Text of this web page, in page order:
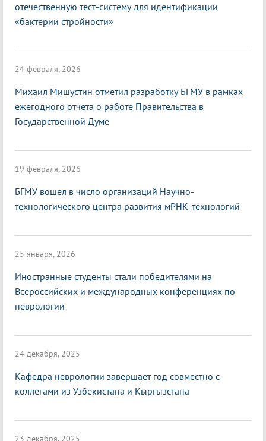
отечественную тест-систему для идентификации
«бактерии стройности»
24 февраля, 2026
Михаил Мишустин отметил разработку БГМУ в рамках
ежегодного отчета о работе Правительства в
Государственной Думе
19 февраля, 2026
БГМУ вошел в число организаций Научно-
технологического центра развития мРНК-технологий
25 января, 2026
Иностранные студенты стали победителями на
Всероссийских и международных конференциях по
неврологии
24 декабря, 2025
Кафедра неврологии завершает год совместно с
коллегами из Узбекистана и Кыргызстана
23 декабря, 2025